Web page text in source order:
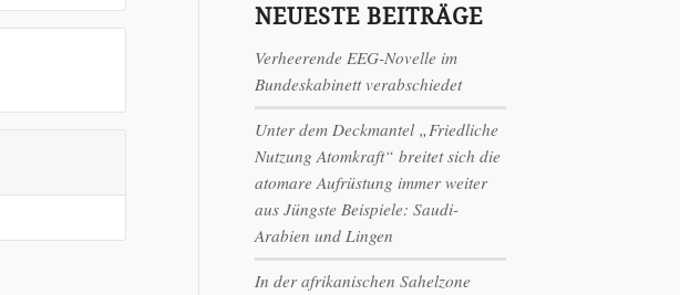
NEUESTE BEITRÄGE
Verheerende EEG-Novelle im
Bundeskabinett verabschiedet
Unter dem Deckmantel „Friedliche
Nutzung Atomkraft“ breitet sich die
atomare Aufrüstung immer weiter
aus Jüngste Beispiele: Saudi-
Arabien und Lingen
In der afrikanischen Sahelzone